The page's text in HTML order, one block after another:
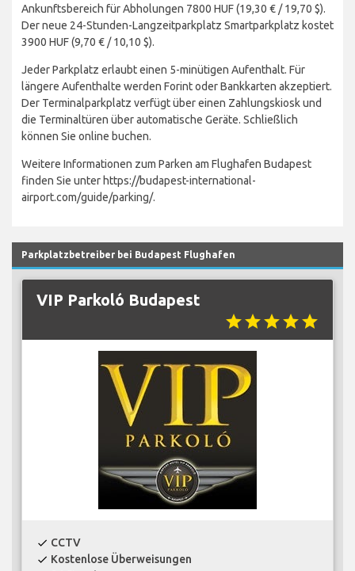
Ankunftsbereich für Abholungen 7800 HUF (19,30 € / 19,70 $).
Der neue 24-Stunden-Langzeitparkplatz Smartparkplatz kostet
3900 HUF (9,70 € / 10,10 $).
Jeder Parkplatz erlaubt einen 5-minütigen Aufenthalt. Für
längere Aufenthalte werden Forint oder Bankkarten akzeptiert.
Der Terminalparkplatz verfügt über einen Zahlungskiosk und
die Terminaltüren über automatische Geräte. Schließlich
können Sie online buchen.
Weitere Informationen zum Parken am Flughafen Budapest
finden Sie unter https://budapest-international-
airport.com/guide/parking/.
Parkplatzbetreiber bei Budapest Flughafen
VIP Parkoló Budapest
starstarstarstarstar
check CCTV
check Kostenlose Überweisungen